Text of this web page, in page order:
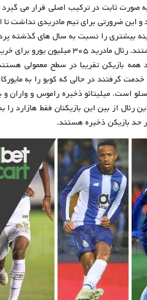
صورت ثابت در ترکیب اصلی قرار می گیرد
و این ضرورتی برای تیم مادریدی نداشت
بیشتری را نسبت به سال های گذشته
بازیکنانی را به خدمت می گرفت که در ترکیب اصلی جایی داشتند.
همه بازیکن تقریبا در سطح معمولی
خدمت گرفتند در حالی که کوبو را به
است، میلیتائو ذخیره راموس و واران و
از بین این بازیکنان فقط هازارد را